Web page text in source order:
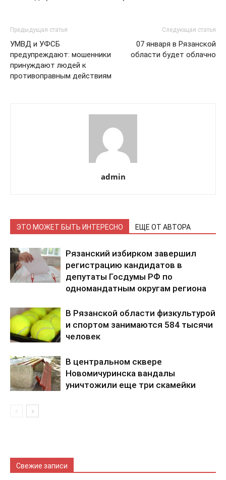
Предыдущая статья
УМВД и УФСБ
предупреждают: мошенники
принуждают людей к
противоправным действиям
Следующая статья
07 января в Рязанской
области будет облачно
admin
ЭТО МОЖЕТ БЫТЬ ИНТЕРЕСНО ЕЩЕ ОТ АВТОРА
Рязанский избирком завершил
регистрацию кандидатов в
депутаты Госдумы РФ по
одномандатным округам региона
В Рязанской области физкультурой
и спортом занимаются 584 тысячи
человек
В центральном сквере
Новомичуринска вандалы
уничтожили еще три скамейки
Свежие записи